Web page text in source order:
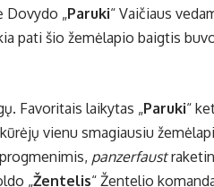
Dovydo „Paruki“ Vaičiaus
pati šio žemėlapio baigtis
Favoritais laikytas „Paruki“
vienu smagiausiu
panzerfaust
„Žentelis“ Žentelio